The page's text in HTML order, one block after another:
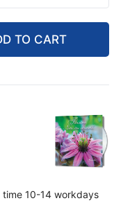
TO CART
10-14 workdays